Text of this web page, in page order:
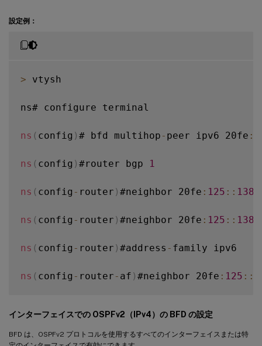
設定例：
> vtysh
ns# configure terminal
ns ( config ) # bfd multihop - peer ipv6 20fe :
ns ( config ) #router bgp 1
ns ( config - router ) #neighbor 20fe : 125 : : 138
ns ( config - router ) #neighbor 20fe : 125 : : 138
ns ( config - router ) #address - family ipv6
ns ( config - router - af ) #neighbor 20fe : 125 : :
ns config- router-af)#end
インターフェイスでの OSPFv2（IPv4）の BFD の設定
BFD は、OSPFv2 プロトコルを使用するすべてのインターフェイスまたは特